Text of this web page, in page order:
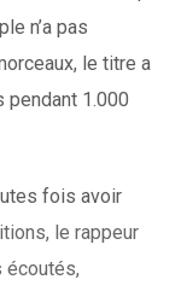
n’a pas
le titre a
1.000
fois avoir
le rappeur
écoutés,